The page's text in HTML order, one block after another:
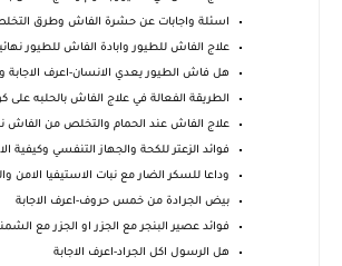
اسئلة واجابات عن حشرة الفاش وطرق
علاج الفاش للطيور وابادة الفاش للطيور
هل فاش الطيور يعدي الانسان-اعرف الاجابة
الطريقة الفعالة في علاج الفاش بالحلبه
علاج الفاش عند الحمام والتخلص من الفاش
فوائد الزعتر للكحة والجهاز التنفسي وكيفية
وداعا للسكر الضار مع نبات الاستيفيا الامن
بيض الجرادة من خمس حروف-اعرف الاجابة
فوائد عصير البنجر مع الجزر او الجزر مع
هل الرسول اكل الجراد-اعرف الاجابة